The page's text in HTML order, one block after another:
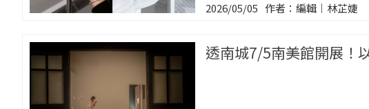
2026/05/05
編輯｜林芷婕
透南城7/5南美館開展！